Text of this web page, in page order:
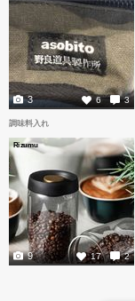
6 3
3
調味料入れ
Rizumu
17 2
9